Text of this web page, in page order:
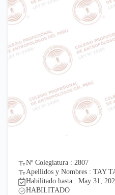
Nº Colegiatura : 2807
Apellidos y Nombres : TAY
Habilitado hasta : May 31,
HABILITADO